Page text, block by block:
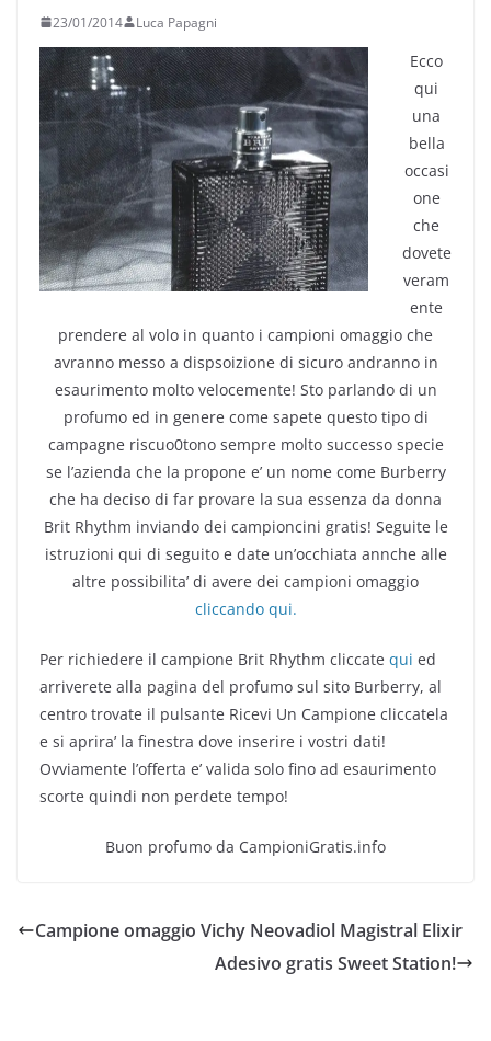
23/01/2014 Luca Papagni
Ecco
qui
una
bella
occasi
one
che
dovete
veram
ente
prendere al volo in quanto i campioni omaggio che
avranno messo a dispsoizione di sicuro andranno in
esaurimento molto velocemente! Sto parlando di un
profumo ed in genere come sapete questo tipo di
campagne riscuo0tono sempre molto successo specie
se l’azienda che la propone e’ un nome come Burberry
che ha deciso di far provare la sua essenza da donna
Brit Rhythm inviando dei campioncini gratis! Seguite le
istruzioni qui di seguito e date un’occhiata annche alle
altre possibilita’ di avere dei campioni omaggio
cliccando qui.
Per richiedere il campione Brit Rhythm cliccate qui ed
arriverete alla pagina del profumo sul sito Burberry, al
centro trovate il pulsante Ricevi Un Campione cliccatela
e si aprira’ la finestra dove inserire i vostri dati!
Ovviamente l’offerta e’ valida solo fino ad esaurimento
scorte quindi non perdete tempo!
Buon profumo da CampioniGratis.info
Campione omaggio Vichy Neovadiol Magistral Elixir
Adesivo gratis Sweet Station!